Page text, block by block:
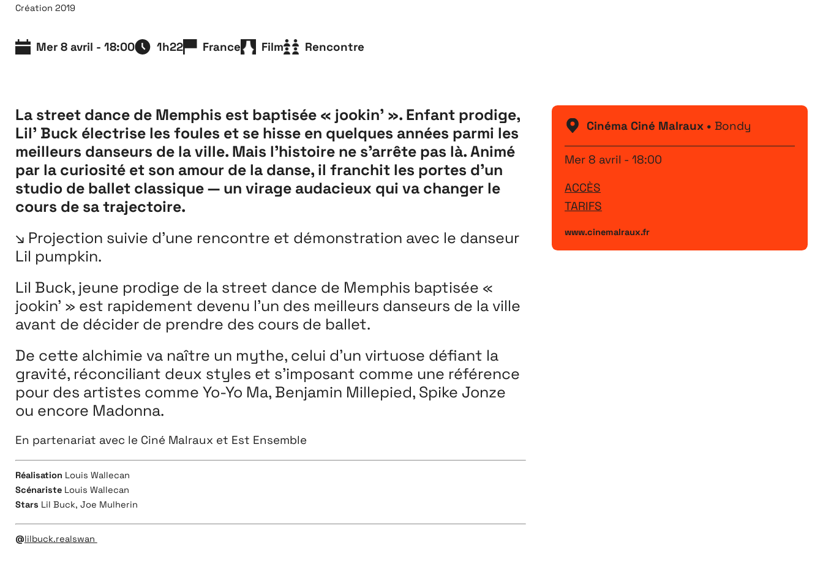
Extensions Playground
Création 2019
Mer 8 avril - 18:00 1h22 France Film Rencontre
La street dance de Memphis est baptisée « jookin’ ». Enfant prodige,
Lil’ Buck électrise les foules et se hisse en quelques années parmi les
meilleurs danseurs de la ville. Mais l’histoire ne s’arrête pas là. Animé
par la curiosité et son amour de la danse, il franchit les portes d’un
studio de ballet classique — un virage audacieux qui va changer le
cours de sa trajectoire.
↘ Projection suivie d’une rencontre et démonstration avec le danseur
Lil pumpkin.
Lil Buck, jeune prodige de la street dance de Memphis baptisée «
jookin’ » est rapidement devenu l’un des meilleurs danseurs de la ville
avant de décider de prendre des cours de ballet.
De cette alchimie va naître un mythe, celui d’un virtuose défiant la
gravité, réconciliant deux styles et s’imposant comme une référence
pour des artistes comme Yo-Yo Ma, Benjamin Millepied, Spike Jonze
ou encore Madonna.
En partenariat avec le Ciné Malraux et Est Ensemble
Réalisation Louis Wallecan
Scénariste Louis Wallecan
Stars Lil Buck, Joe Mulherin
@lilbuck.realswan
Cinéma Ciné Malraux • Bondy
Mer 8 avril - 18:00
ACCÈS
TARIFS
www.cinemalraux.fr